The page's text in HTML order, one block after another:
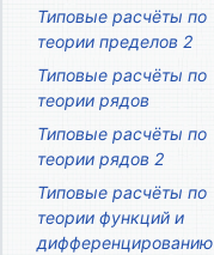
Типовые расчёты по
теории пределов 2
Типовые расчёты по
теории рядов
Типовые расчёты по
теории рядов 2
Типовые расчёты по
теории функций и
дифференцированию